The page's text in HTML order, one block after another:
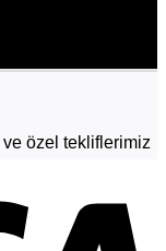
özel tekliflerimiz